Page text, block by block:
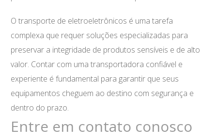
O transporte de eletroeletrônicos é uma tarefa
complexa que requer soluções especializadas para
preservar a integridade de produtos sensíveis e de alto
valor. Contar com uma transportadora confiável e
experiente é fundamental para garantir que seus
equipamentos cheguem ao destino com segurança e
dentro do prazo.
Entre em contato conosco